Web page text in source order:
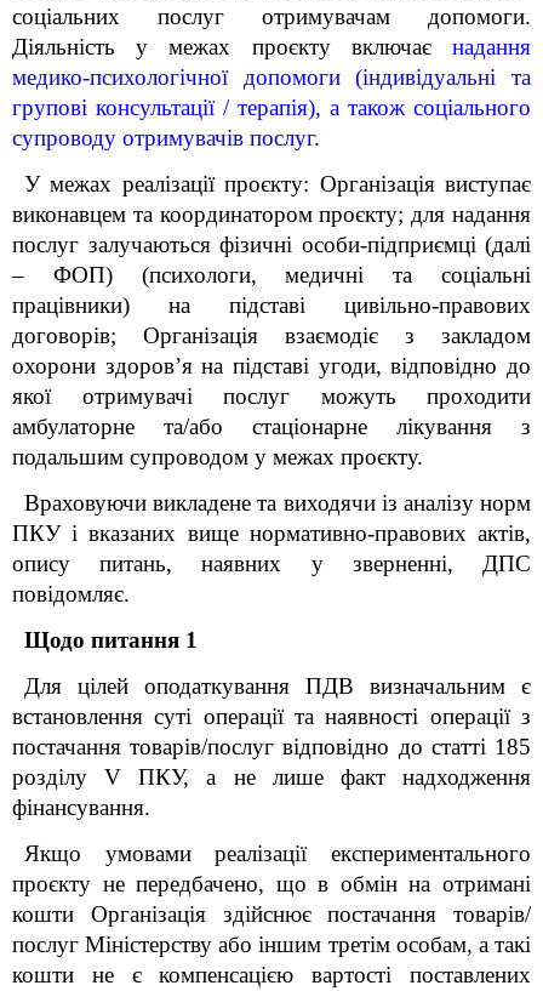
соціальних послуг отримувачам допомоги.
Діяльність у межах проєкту включає надання
медико-психологічної допомоги (індивідуальні та
групові консультації / терапія), а також соціального
супроводу отримувачів послуг.
У межах реалізації проєкту: Організація виступає
виконавцем та координатором проєкту; для надання
послуг залучаються фізичні особи-підприємці (далі
– ФОП) (психологи, медичні та соціальні
працівники) на підставі цивільно-правових
договорів; Організація взаємодіє з закладом
охорони здоров’я на підставі угоди, відповідно до
якої отримувачі послуг можуть проходити
амбулаторне та/або стаціонарне лікування з
подальшим супроводом у межах проєкту.
Враховуючи викладене та виходячи із аналізу норм
ПКУ і вказаних вище нормативно-правових актів,
опису питань, наявних у зверненні, ДПС
повідомляє.
Щодо питання 1
Для цілей оподаткування ПДВ визначальним є
встановлення суті операції та наявності операції з
постачання товарів/послуг відповідно до статті 185
розділу V ПКУ, а не лише факт надходження
фінансування.
Якщо умовами реалізації експериментального
проєкту не передбачено, що в обмін на отримані
кошти Організація здійснює постачання товарів/
послуг Міністерству або іншим третім особам, а такі
кошти не є компенсацією вартості поставлених